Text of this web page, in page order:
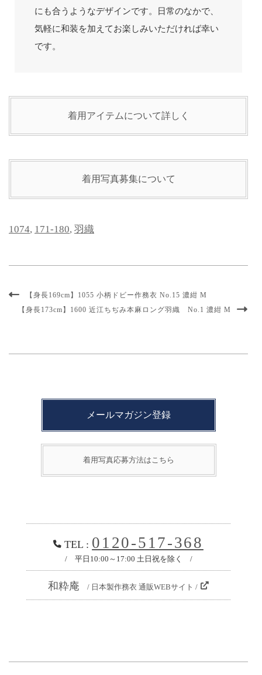
にも合うようなデザインです。日常のなかで、
気軽に和装を加えてお楽しみいただければ幸い
です。
着用アイテムについて詳しく
着用写真募集について
1074, 171-180, 羽織
【身長169cm】1055 小柄ドビー作務衣 No.15 濃紺 M
【身長173cm】1600 近江ちぢみ本麻ロング羽織 No.1 濃紺 M
メールマガジン登録
着用写真応募方法はこちら
TEL : 0120-517-368
/ 平日10:00～17:00 土日祝を除く /
和粋庵 / 日本製作務衣 通販WEBサイト /